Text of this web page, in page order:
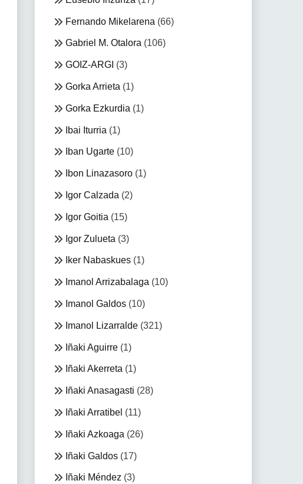
Fernando Mikelarena (66)
Gabriel M. Otalora(106)
GOIZ-ARGI (3)
Gorka Arrieta (1)
Gorka Ezkurdia (1)
Ibai Iturria (1)
Iban Ugarte(10)
Ibon Linazasoro(1)
Igor Calzada (2)
Igor Goitia (15)
Igor Zulueta (3)
Iker Nabaskues(1)
Imanol Arrizabalaga (10)
Imanol Galdos(10)
Imanol Lizarralde(321)
Iñaki Aguirre(1)
Iñaki Akerreta(1)
Iñaki Anasagasti (28)
Iñaki Arratibel (11)
Iñaki Azkoaga (26)
Iñaki Galdos(17)
Iñaki Méndez(3)